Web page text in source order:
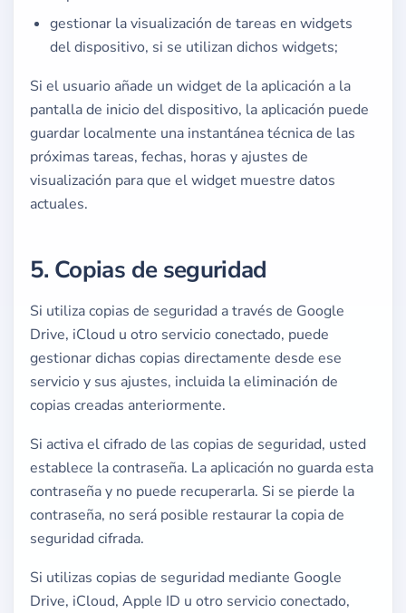
gestionar la visualización de tareas en widgets
del dispositivo, si se utilizan dichos widgets;
Si el usuario añade un widget de la aplicación a la
pantalla de inicio del dispositivo, la aplicación puede
guardar localmente una instantánea técnica de las
próximas tareas, fechas, horas y ajustes de
visualización para que el widget muestre datos
actuales.
5. Copias de seguridad
Si utiliza copias de seguridad a través de Google
Drive, iCloud u otro servicio conectado, puede
gestionar dichas copias directamente desde ese
servicio y sus ajustes, incluida la eliminación de
copias creadas anteriormente.
Si activa el cifrado de las copias de seguridad, usted
establece la contraseña. La aplicación no guarda esta
contraseña y no puede recuperarla. Si se pierde la
contraseña, no será posible restaurar la copia de
seguridad cifrada.
Si utilizas copias de seguridad mediante Google
Drive, iCloud, Apple ID u otro servicio conectado,